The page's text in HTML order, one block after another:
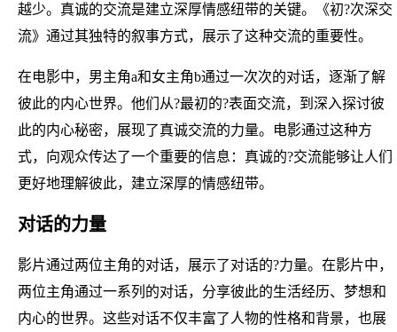
越少。真诚的交流是建立深厚情感纽带的关键。《初?次深交
流》通过其独特的叙事方式，展示了这种交流的重要性。
在电影中，男主角a和女主角b通过一次次的对话，逐渐了解
彼此的内心世界。他们从?最初的?表面交流，到深入探讨彼
此的内心秘密，展现了真诚交流的力量。电影通过这种方
式，向观众传达了一个重要的信息：真诚的?交流能够让人们
更好地理解彼此，建立深厚的情感纽带。
对话的力量
影片通过两位主角的对话，展示了对话的?力量。在影片中，
两位主角通过一系列的对话，分享彼此的生活经历、梦想和
内心的世界。这些对话不仅丰富了人物的性格和背景，也展